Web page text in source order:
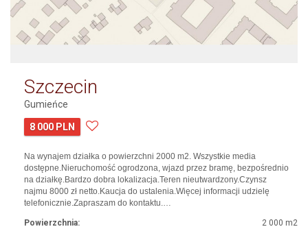
Szczecin
Gumieńce
8 000 PLN
Na wynajem działka o powierzchni 2000 m2. Wszystkie media
dostępne.Nieruchomość ogrodzona, wjazd przez bramę, bezpośrednio
na działkę.Bardzo dobra lokalizacja.Teren nieutwardzony.Czynsz
najmu 8000 zł netto.Kaucja do ustalenia.Więcej informacji udzielę
telefonicznie.Zapraszam do kontaktu.…
Powierzchnia: 2 000 m2